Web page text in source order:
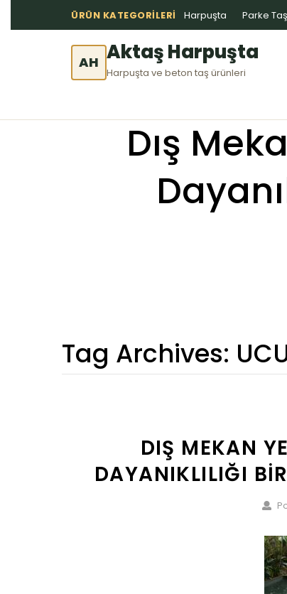
ÜRÜN KATEGORILERI Harpuşta Parke
AH Aktaş Harpuşta
Harpuşta ve beton taş ürünleri
Dış
Tag Archives:
DIŞ MEKAN
DAYANIKLILIĞI